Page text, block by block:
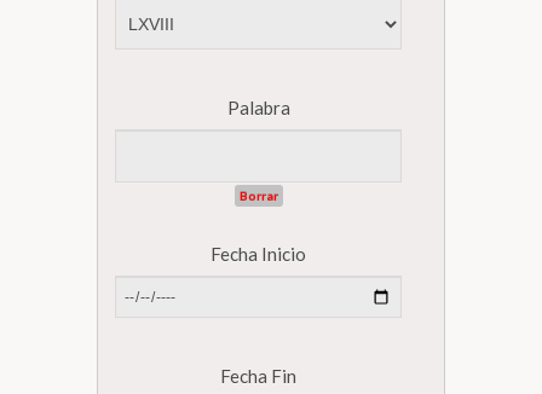
Transparencia
Palabra
Borrar
Fecha Inicio
Fecha Fin